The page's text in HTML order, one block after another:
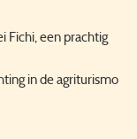
Fichi, een prachtig
in de agriturismo